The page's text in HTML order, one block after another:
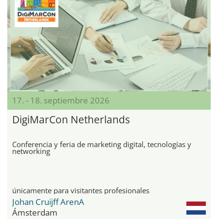
17. - 18. septiembre 2026
DigiMarCon Netherlands
Conferencia y feria de marketing digital, tecnologías y
networking
únicamente para visitantes profesionales
Johan Cruijff ArenA
Ámsterdam